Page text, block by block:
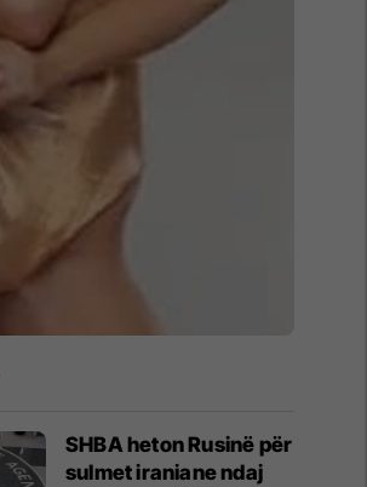
SHBA heton Rusinë për
sulmet iraniane ndaj